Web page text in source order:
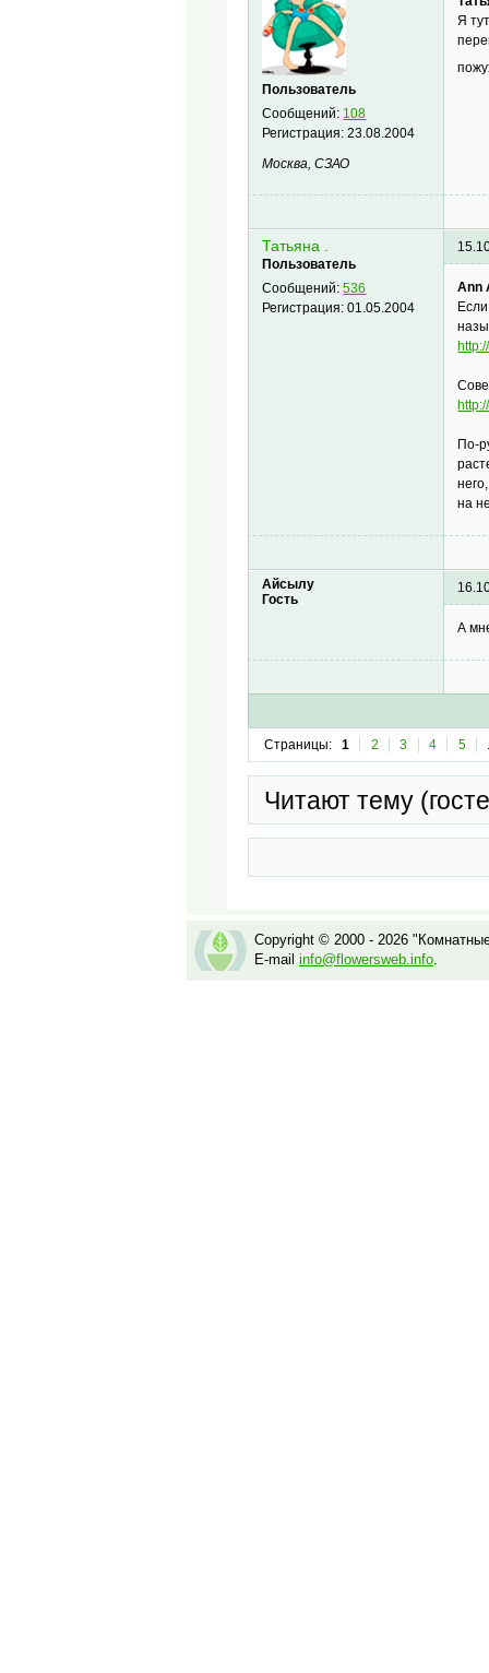
Пользователь
Сообщений: 108
Регистрация:23.08.2004
Москва, СЗАО
Я
Татьяна .
Пользователь
Сообщений:536
Регистрация:01.05.2004
Ann
По-
на
Айсылу
Гость
А
Страницы: 1 2 3 4 5
Читают тему
Copyright © 2000 - 2026
E-mail info@flowersweb.info.